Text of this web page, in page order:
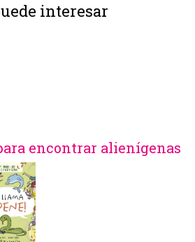
interesar
encontrar alienígenas